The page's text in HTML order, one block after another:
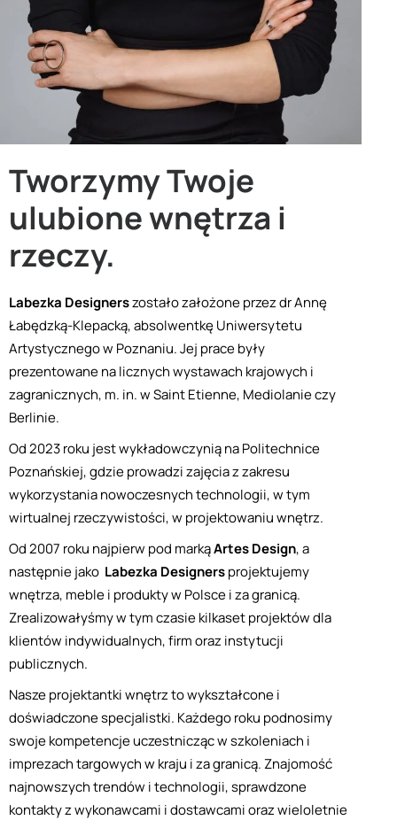
Tworzymy Twoje
ulubione wnętrza i
rzeczy.​
Labezka Designerszostało założone przez dr Annę
Łabędzką-Klepacką, absolwentkę Uniwersytetu
Artystycznego w Poznaniu. Jej prace były
prezentowane na licznych wystawach krajowych i
zagranicznych, m. in. w Saint Etienne, Mediolanie czy
Berlinie.
Od 2023 roku jest wykładowczynią na Politechnice
Poznańskiej, gdzie prowadzi zajęcia z zakresu
wykorzystania nowoczesnych technologii, w tym
wirtualnej rzeczywistości, w projektowaniu wnętrz.
Od 2007 roku najpierw pod markąArtes Design, a
następnie jako Labezka Designersprojektujemy
wnętrza, meble i produkty w Polsce i za granicą.
Zrealizowałyśmy w tym czasie kilkaset projektów dla
klientów indywidualnych, firm oraz instytucji
publicznych.
Nasze projektantki wnętrz to wykształcone i
doświadczone specjalistki. Każdego roku podnosimy
swoje kompetencje uczestnicząc w szkoleniach i
imprezach targowych w kraju i za granicą. Znajomość
najnowszych trendów i technologii, sprawdzone
kontakty z wykonawcami i dostawcami oraz wieloletnie